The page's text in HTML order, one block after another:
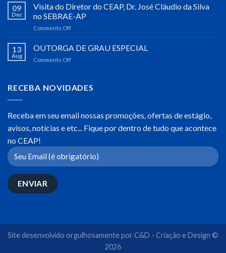
INTERNACIONAL
DA
MULHER
09
Dec
Visita do Diretor do CEAP, Dr. José Cláudio da Silva
no SEBRAE-AP
Comments Off
do
José
Silva
SEBRAE-
13
Aug
OUTORGA DE GRAU ESPECIAL
Comments Off
GRAU
RECEBA NOVIDADES
Receba em seu email nossas promoções, ofertas de estágio,
avisos, notícias e etc... Fique por dentro de tudo que acontece
no CEAP!
Site desenvolvido orgulhosamente por C&D - Criação e Design ©
2026